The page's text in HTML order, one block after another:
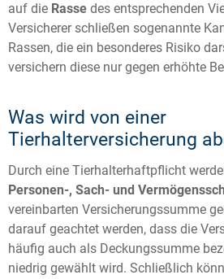
auf die Rasse des entsprechenden
Versicherer schließen sogenannte
Rassen, die ein besonderes Risiko
versichern diese nur gegen erhöhte
Was wird von einer
Tierhalterversicherung
Durch eine Tierhalterhaftpflicht
Personen-, Sach- und
vereinbarten Versicherungssumme
darauf geachtet werden, dass die
häufig auch als Deckungssumme
niedrig gewählt wird. Schließlich